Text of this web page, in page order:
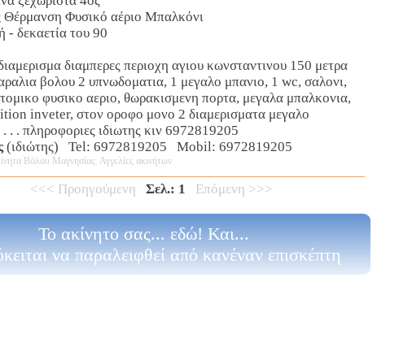
Θέρμανση Φυσικό αέριο Μπαλκόνι
- δεκαετία του 90
διαμπερες περιοχη αγιου κωνσταντινου 150 μετρα
βολου 2 υπνωδοματια, 1 μεγαλο μπανιο, 1 wc, σαλονι,
φυσικο αεριο, θωρακισμενη πορτα, μεγαλα μπαλκονια,
inveter, στον οροφο μονο 2 διαμερισματα μεγαλο
. . πληροφοριες ιδιωτης κιν 6972819205
(ιδιώτης) Tel: 6972819205 Mobil: 6972819205
Βόλου Μαγνησίας. Αγγελίες ακινήτων
<<< Προηγούμενη Σελ.: 1 Επόμενη >>>
Το ακίνητο σας... εδώ! Και...
να παραλειφθεί από κανέναν επισκέπτη